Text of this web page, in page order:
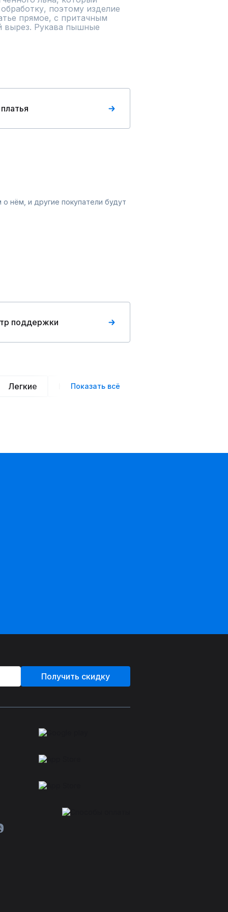
поэтому изделие
прямое, с притачным
вырез. Рукава пышные
нём, и другие покупатели будут
поддержки
Легкие Нарядные
Показать всё
Получить скидку